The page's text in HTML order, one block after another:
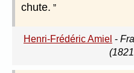
chute.
Henri-Frédéric Amiel -